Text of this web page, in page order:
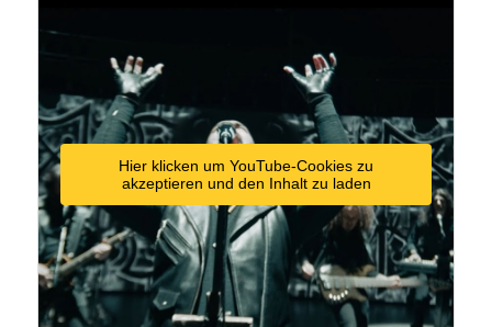
Hier klicken um YouTube-Cookies zu
akzeptieren und den Inhalt zu laden